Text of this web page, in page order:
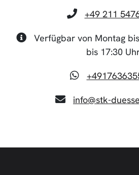
+49 211
Verfügbar von Montag
bis 17:30
info@stk-